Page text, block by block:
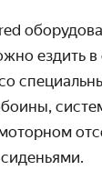
ездить в